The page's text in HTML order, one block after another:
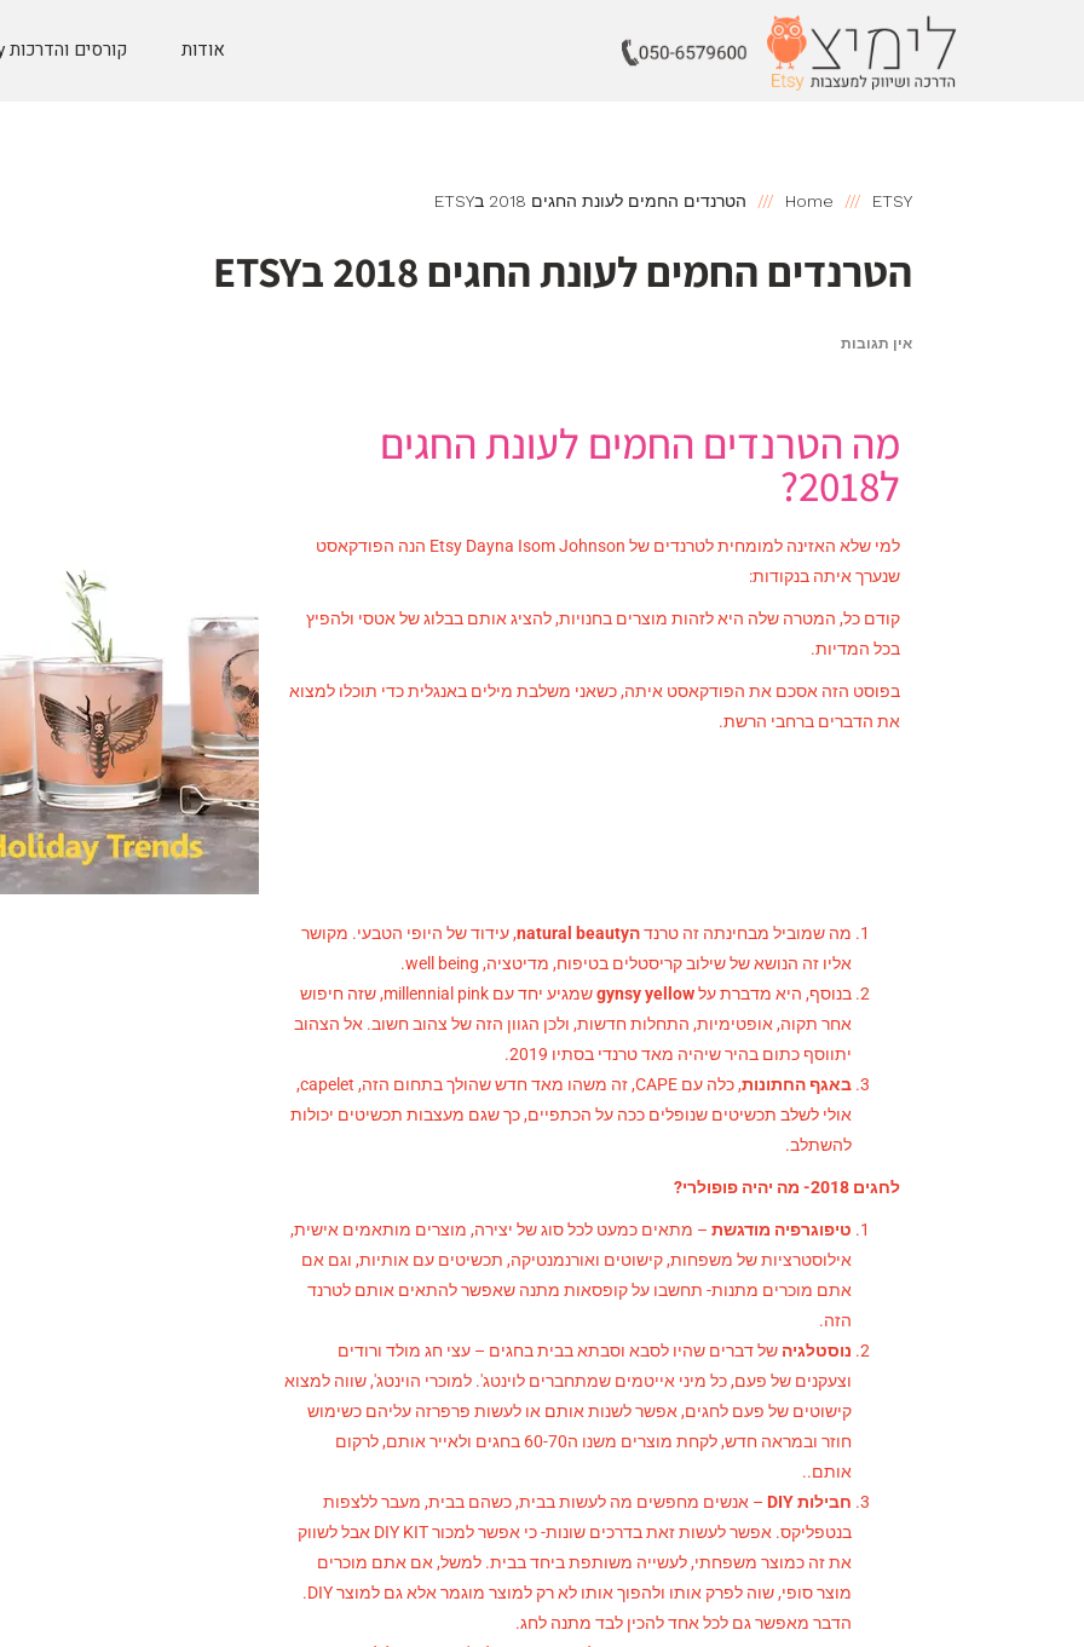
אודות קורסים והדרכות Etsy
Home ETSY הטרנדים החמים לעונת החגים 2018 בETSY
הטרנדים החמים לעונת החגים 2018 בETSY
אין תגובות
מה הטרנדים החמים לעונת החגים
ל2018?
למי שלא האזינה למומחית לטרנדים של Etsy Dayna Isom Johnson הנה הפודקאסט
שנערך איתה בנקודות:
קודם כל, המטרה שלה היא לזהות מוצרים בחנויות, להציג אותם בבלוג של אטסי ולהפיץ
בכל המדיות.
בפוסט הזה אסכם את הפודקאסט איתה, כשאני משלבת מילים באנגלית כדי תוכלו למצוא
את הדברים ברחבי הרשת.
מה שמוביל מבחינתה זה טרנדהnatural beauty
, עידוד של היופי הטבעי. מקושר
אליו זה הנושא של שילוב קריסטלים בטיפוח, מדיטציה, well being.
בנוסף, היא מדברת עלgynsy yellow
שמגיע יחד עם millennial pink, שזה חיפוש
אחר תקוה, אופטימיות, התחלות חדשות, ולכן הגוון הזה של צהוב חשוב. אל הצהוב
יתווסף כתום בהיר שיהיה מאד טרנדי בסתיו 2019.
באגף החתונות
, כלה עם CAPE, זה משהו מאד חדש שהולך בתחום הזה, capelet,
אולי לשלב תכשיטים שנופלים ככה על הכתפיים, כך שגם מעצבות תכשיטים יכולות
להשתלב.
לחגים 2018- מה יהיה פופולרי?
טיפוגרפיה מודגשת – מתאים כמעט לכל סוג של יצירה, מוצרים מותאמים אישית,
אילוסטרציות של משפחות, קישוטים ואורנמנטיקה, תכשיטים עם אותיות, וגם אם
אתם מוכרים מתנות- תחשבו על קופסאות מתנה שאפשר להתאים אותם לטרנד
הזה.
נוסטלגיה של דברים שהיו לסבא וסבתא בבית בחגים – עצי חג מולד ורודים
וצעקנים של פעם, כל מיני אייטמים שמתחברים לוינטג'. למוכרי הוינטג', שווה למצוא
קישוטים של פעם לחגים, אפשר לשנות אותם או לעשות פרפרזה עליהם כשימוש
חוזר ובמראה חדש, לקחת מוצרים משנו ה60-70 בחגים ולאייר אותם, לרקום
אותם..
חבילות DIY
– אנשים מחפשים מה לעשות בבית, כשהם בבית, מעבר ללצפות
בנטפליקס. אפשר לעשות זאת בדרכים שונות- כי אפשר למכור DIY KIT אבל לשווק
את זה כמוצר משפחתי, לעשייה משותפת ביחד בבית. למשל, אם אתם מוכרים
מוצר סופי, שוה לפרק אותו ולהפוך אותו לא רק למוצר מוגמר אלא גם למוצר DIY.
הדבר מאפשר גם לכל אחד להכין לבד מתנה לחג.